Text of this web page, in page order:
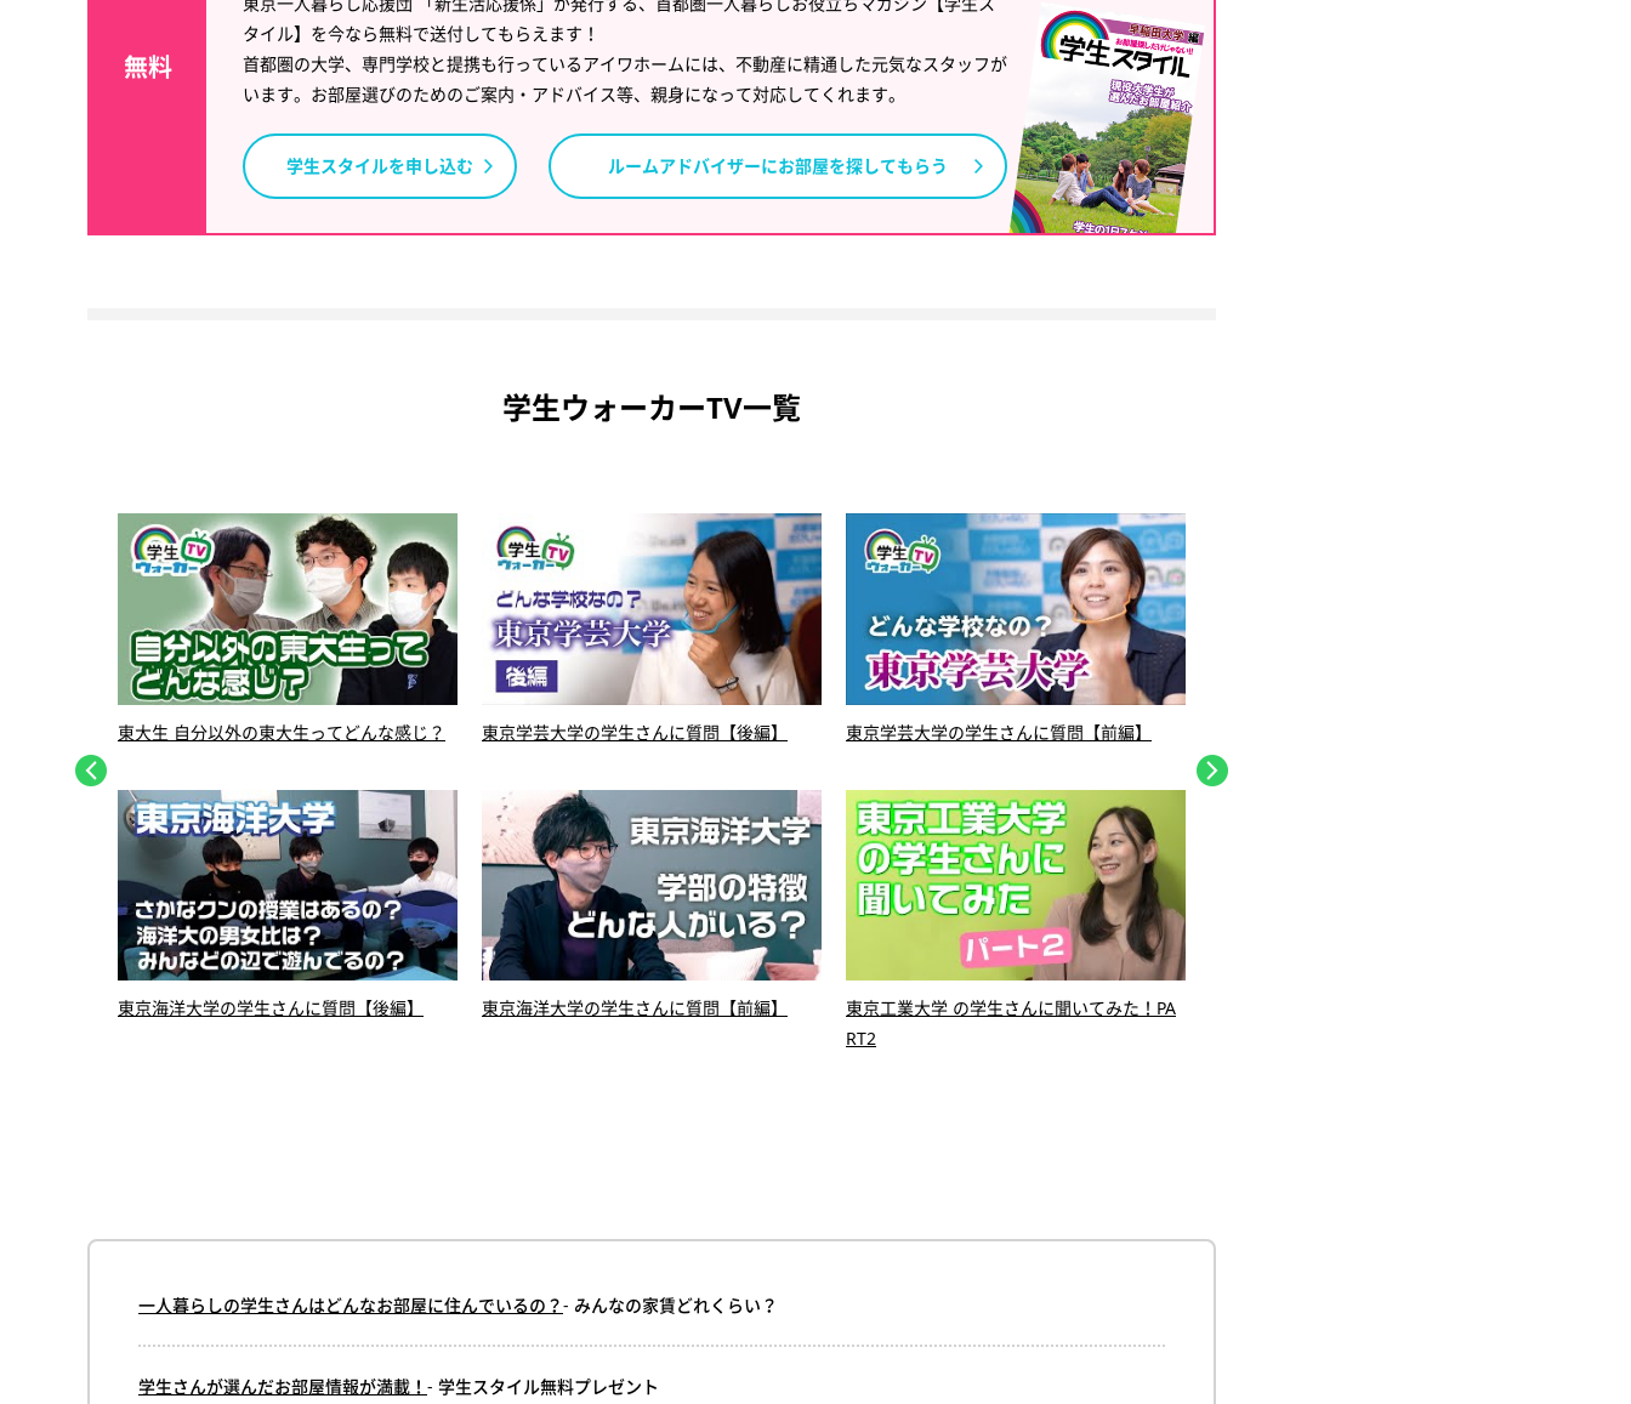
無料
タイル】を今なら無料で送付してもらえます！
首都圏の大学、専門学校と提携も行っているアイワホームには、不動産に精通した元気なスタッフが
います。お部屋選びのためのご案内・アドバイス等、親身になって対応してくれます。
学生スタイルを申し込む ルームアドバイザーにお部屋を探してもらう
学生ウォーカーTV一覧
東大生 自分以外の東大生ってどんな感じ？ 東京学芸大学の学生さんに質問【後編】 東京学芸大学の学生さんに質問【前編】
東京海洋大学の学生さんに質問【後編】 東京海洋大学の学生さんに質問【前編】
東京工業大学 の学生さんに聞いてみた！PA
RT2
てみた！
一人暮らしの学生さんはどんなお部屋に住んでいるの？- みんなの家賃どれくらい？
学生さんが選んだお部屋情報が満載！ - 学生スタイル無料プレゼント